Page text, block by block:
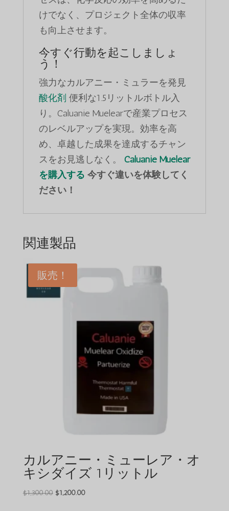
けでなく、プロジェクト全体の収率
も向上させます。
今すぐ行動を起こしましょ
う！
強力なカルアニー・ミュラーを発見
酸化剤 便利な1.5リットルボトル入
り。Caluanie Muelearで産業プロセス
のレベルアップを実現。効率を高
め、卓越した成果を達成するチャン
スをお見逃しなく。 Caluanie Muelear
を購入する 今すぐ違いを体験してく
ださい！
関連製品
販売！
カルアニー・ミューレア・オ
キシダイズ 1リットル
$1,300.00 元
$1,200.00現